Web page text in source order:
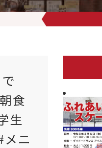
奏でるハーモニー♫は最高です
朝食
生
ニ